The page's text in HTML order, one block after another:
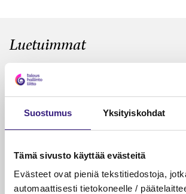
Suostumus Yksityiskohdat
Tämä sivusto käyttää evästeitä
Evästeet ovat pieniä tekstitiedostoja,
automaattisesti tietokoneelle /
Luetuimmat
VEROTUS
Kulu­veloitukset arvon­lisä­
verotuksessa – omien
veloitus, kulujen edelleen­
veloitus ja läpi­laskutus
Petri Salomaa